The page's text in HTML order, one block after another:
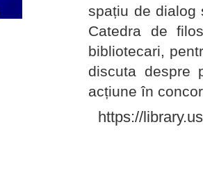
spațiu de dialog
Catedra de
bibliotecari,
discuta despre
acțiune în
https://